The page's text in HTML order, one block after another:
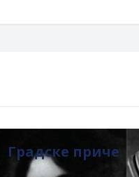
Градске приче